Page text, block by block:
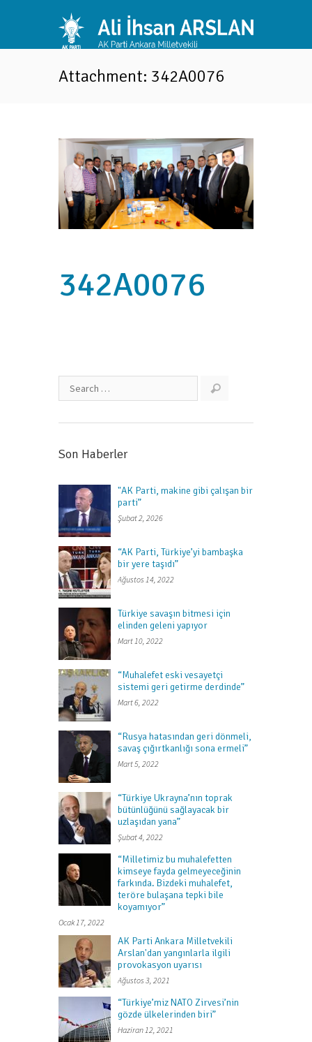
Attachment: 342A0076
342A0076
Son Haberler
"AK Parti, makine gibi çalışan bir
parti”
Şubat 2, 2026
“AK Parti, Türkiye’yi bambaşka
bir yere taşıdı”
Ağustos 14, 2022
Türkiye savaşın bitmesi için
elinden geleni yapıyor
Mart 10, 2022
“Muhalefet eski vesayetçi
sistemi geri getirme derdinde”
Mart 6, 2022
“Rusya hatasından geri dönmeli,
savaş çığırtkanlığı sona ermeli”
Mart 5, 2022
“Türkiye Ukrayna’nın toprak
bütünlüğünü sağlayacak bir
uzlaşıdan yana”
Şubat 4, 2022
“Milletimiz bu muhalefetten
kimseye fayda gelmeyeceğinin
farkında. Bizdeki muhalefet,
teröre bulaşana tepki bile
koyamıyor”
Ocak 17, 2022
AK Parti Ankara Milletvekili
Arslan'dan yangınlarla ilgili
provokasyon uyarısı
Ağustos 3, 2021
“Türkiye’miz NATO Zirvesi’nin
gözde ülkelerinden biri”
Haziran 12, 2021